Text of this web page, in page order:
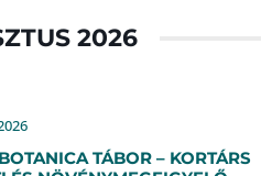
2026
TÁBOR – KORTÁRS